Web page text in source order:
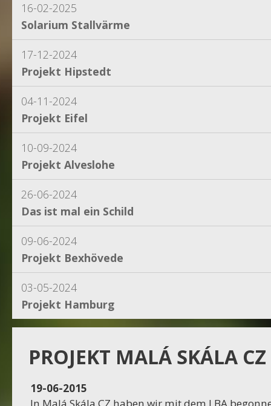
16-02-2025
Solarium Stallvärme
17-12-2024
Projekt Hipstedt
04-11-2024
Projekt Eifel
10-09-2024
Projekt Alveslohe
26-06-2024
Das ist mal ein Schild
09-06-2024
Projekt Bexhövede
03-05-2024
Projekt Hamburg
Projekt Dassel
16-11-2023
Projekt Egestorf
PROJEKT MALÁ SKÁLA CZ
19-06-2015